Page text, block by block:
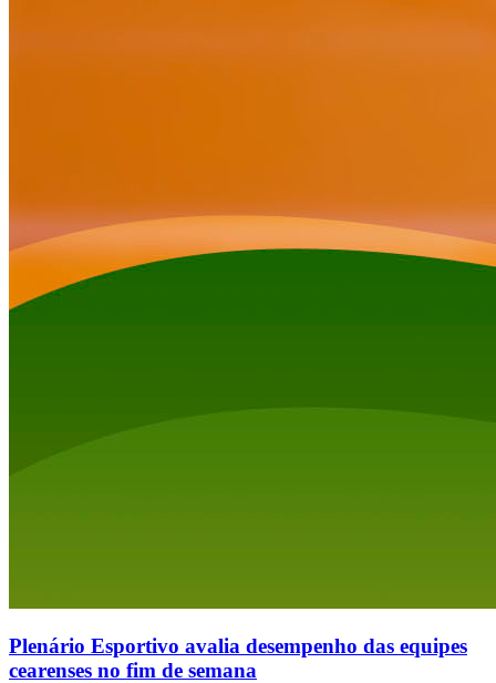
Plenário Esportivo avalia desempenho das equipes
cearenses no fim de semana